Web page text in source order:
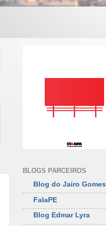
BLOGS PARCEIROS
Blog do Jairo Gomes
FalaPE
Blog Edmar Lyra